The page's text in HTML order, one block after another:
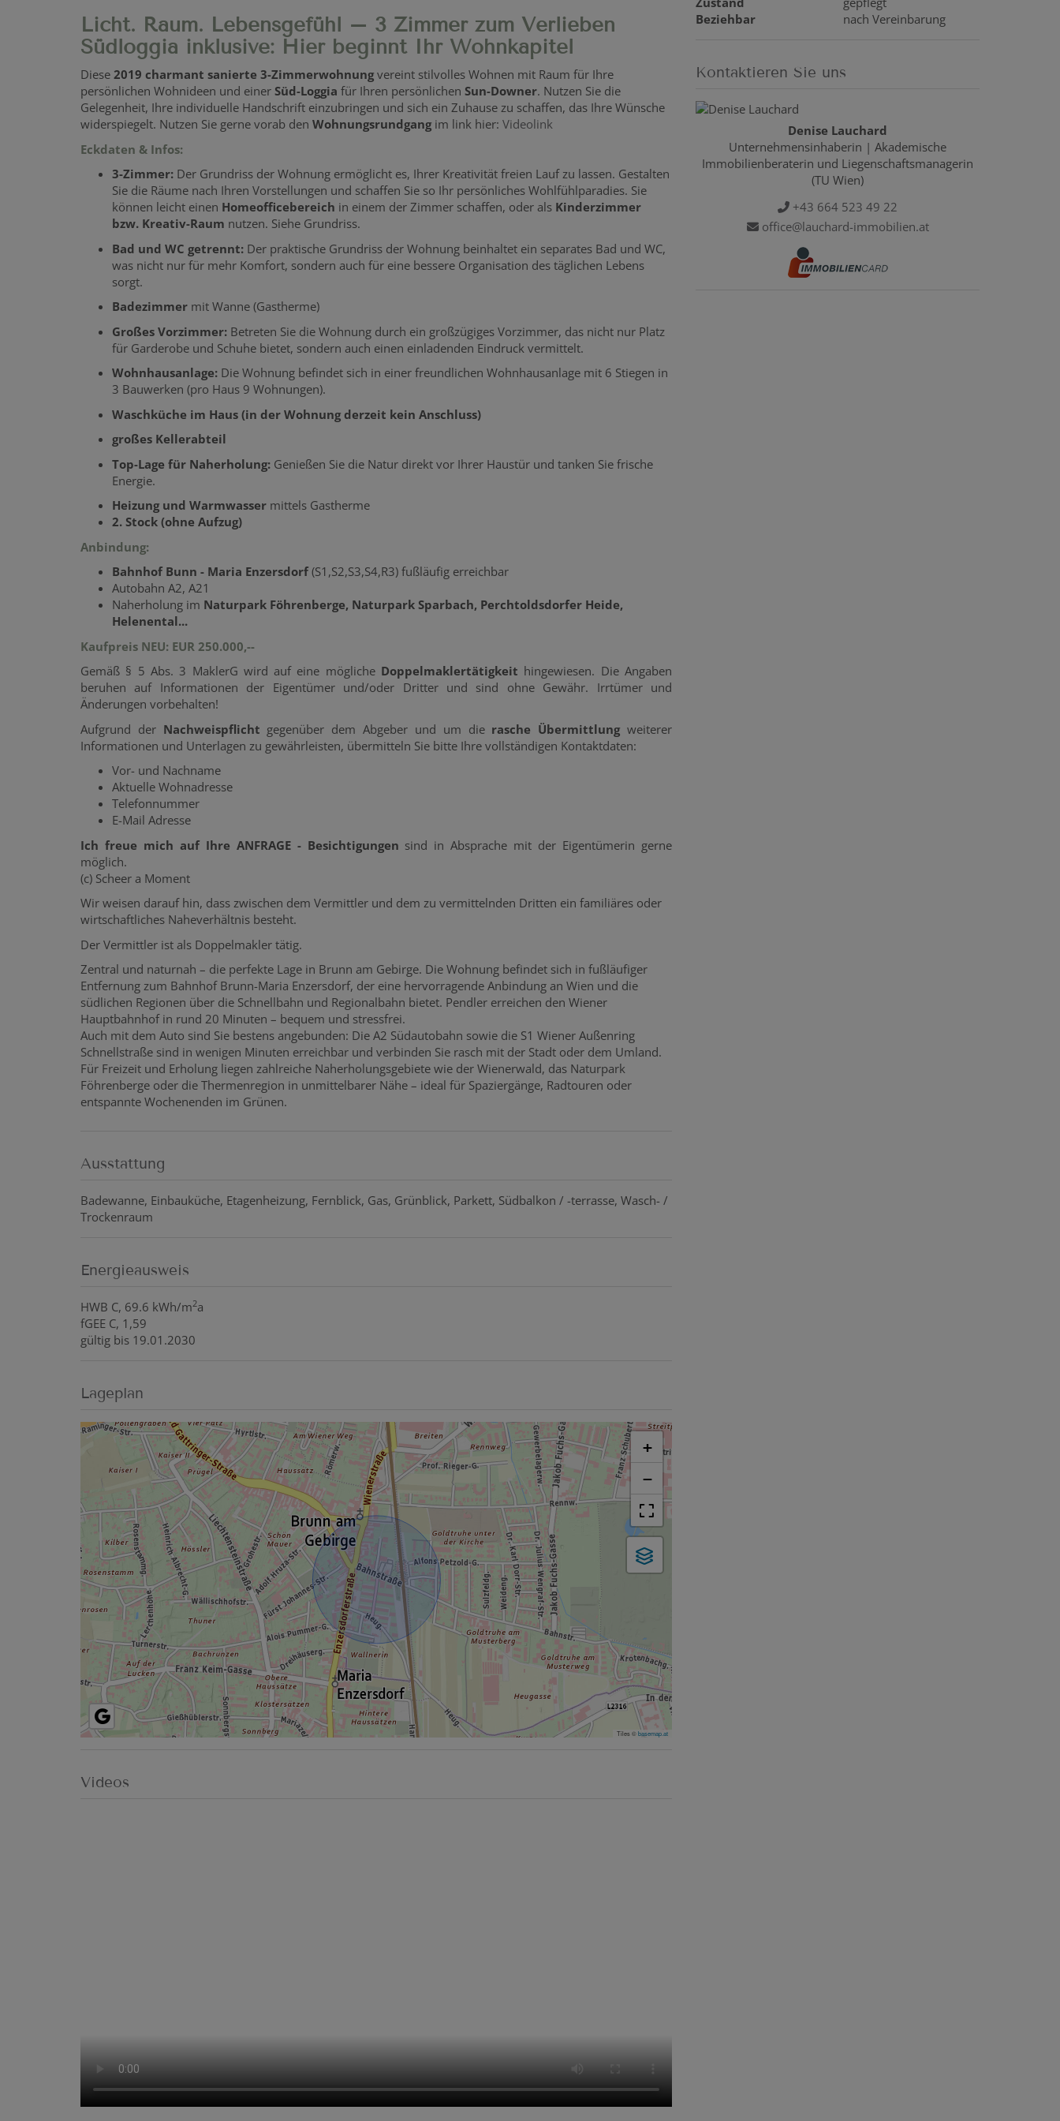
Licht. Raum. Lebensgefühl – 3 Zimmer zum Verlieben
Südloggia inklusive: Hier beginnt Ihr Wohnkapitel
Diese 2019 charmant sanierte 3-Zimmerwohnung vereint stilvolles Wohnen mit Raum für Ihre
persönlichen Wohnideen und einer Süd-Loggia für Ihren persönlichen Sun-Downer. Nutzen Sie die
Gelegenheit, Ihre individuelle Handschrift einzubringen und sich ein Zuhause zu schaffen, das Ihre Wünsche
widerspiegelt. Nutzen Sie gerne vorab den Wohnungsrundgang im link hier: Videolink
Eckdaten & Infos:
3-Zimmer: Der Grundriss der Wohnung ermöglicht es, Ihrer Kreativität freien Lauf zu lassen. Gestalten
Sie die Räume nach Ihren Vorstellungen und schaffen Sie so Ihr persönliches Wohlfühlparadies. Sie
können leicht einen Homeofficebereich in einem der Zimmer schaffen, oder als Kinderzimmer
bzw. Kreativ-Raum nutzen. Siehe Grundriss.
Bad und WC getrennt: Der praktische Grundriss der Wohnung beinhaltet ein separates Bad und WC,
was nicht nur für mehr Komfort, sondern auch für eine bessere Organisation des täglichen Lebens
sorgt.
Badezimmer mit Wanne (Gastherme)
Großes Vorzimmer: Betreten Sie die Wohnung durch ein großzügiges Vorzimmer, das nicht nur Platz
für Garderobe und Schuhe bietet, sondern auch einen einladenden Eindruck vermittelt.
Wohnhausanlage: Die Wohnung befindet sich in einer freundlichen Wohnhausanlage mit 6 Stiegen in
3 Bauwerken (pro Haus 9 Wohnungen).
Waschküche im Haus (in der Wohnung derzeit kein Anschluss)
großes Kellerabteil
Top-Lage für Naherholung: Genießen Sie die Natur direkt vor Ihrer Haustür und tanken Sie frische
Energie.
Heizung und Warmwasser mittels Gastherme
2. Stock (ohne Aufzug)
Anbindung:
Bahnhof Bunn - Maria Enzersdorf (S1,S2,S3,S4,R3) fußläufig erreichbar
Autobahn A2, A21
Naherholung im Naturpark Föhrenberge, Naturpark Sparbach, Perchtoldsdorfer Heide,
Helenental...
Kaufpreis NEU: EUR 250.000,--
Gemäß § 5 Abs. 3 MaklerG wird auf eine mögliche Doppelmaklertätigkeit hingewiesen. Die Angaben
beruhen auf Informationen der Eigentümer und/oder Dritter und sind ohne Gewähr. Irrtümer und
Änderungen vorbehalten!
Aufgrund der Nachweispflicht gegenüber dem Abgeber und um die rasche Übermittlungweiterer
Informationen und Unterlagen zu gewährleisten, übermitteln Sie bitte Ihre vollständigen Kontaktdaten:
Vor- und Nachname
Aktuelle Wohnadresse
Telefonnummer
E-Mail Adresse
Ich freue mich auf Ihre ANFRAGE - Besichtigungen sind in Absprache mit der Eigentümerin gerne
möglich.
(c) Scheer a Moment
Wir weisen darauf hin, dass zwischen dem Vermittler und dem zu vermittelnden Dritten ein familiäres oder
wirtschaftliches Naheverhältnis besteht.
Der Vermittler ist als Doppelmakler tätig.
Zentral und naturnah – die perfekte Lage in Brunn am Gebirge. Die Wohnung befindet sich in fußläufiger
Entfernung zum Bahnhof Brunn-Maria Enzersdorf, der eine hervorragende Anbindung an Wien und die
südlichen Regionen über die Schnellbahn und Regionalbahn bietet. Pendler erreichen den Wiener
Hauptbahnhof in rund 20 Minuten – bequem und stressfrei.
Auch mit dem Auto sind Sie bestens angebunden: Die A2 Südautobahn sowie die S1 Wiener Außenring
Schnellstraße sind in wenigen Minuten erreichbar und verbinden Sie rasch mit der Stadt oder dem Umland.
Für Freizeit und Erholung liegen zahlreiche Naherholungsgebiete wie der Wienerwald, das Naturpark
Föhrenberge oder die Thermenregion in unmittelbarer Nähe – ideal für Spaziergänge, Radtouren oder
entspannte Wochenenden im Grünen.
Ausstattung
Badewanne Einbauküche Etagenheizung Fernblick Gas Grünblick Parkett Südbalkon / -terrasse Wasch- /
Trockenraum
Energieausweis
HWB C, 69.6 kWh/m2a
fGEE C, 1,59
gültig bis 19.01.2030
Lageplan
+
−
Tiles ©basemap.at
Videos
Beziehbar
nach Vereinbarung
Kontaktieren Sie uns
Denise Lauchard
Unternehmensinhaberin | Akademische
Immobilienberaterin und Liegenschaftsmanagerin
(TU Wien)
+43 664 523 49 22
office@lauchard-immobilien.at